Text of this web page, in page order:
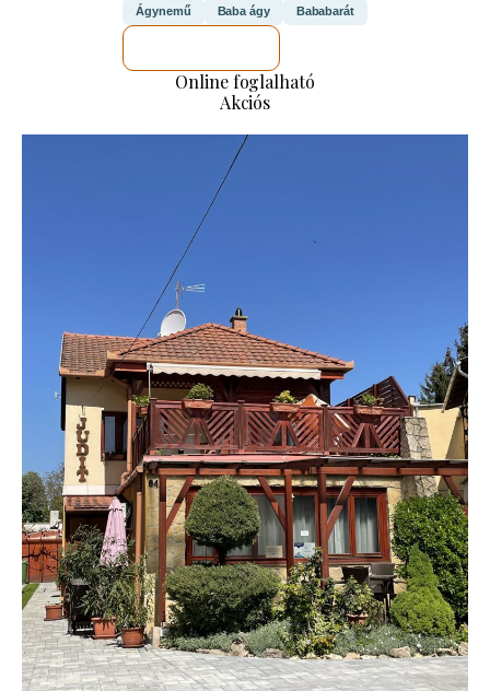
Ágynemű Baba ágy Bababarát
Online foglalható
Akciós